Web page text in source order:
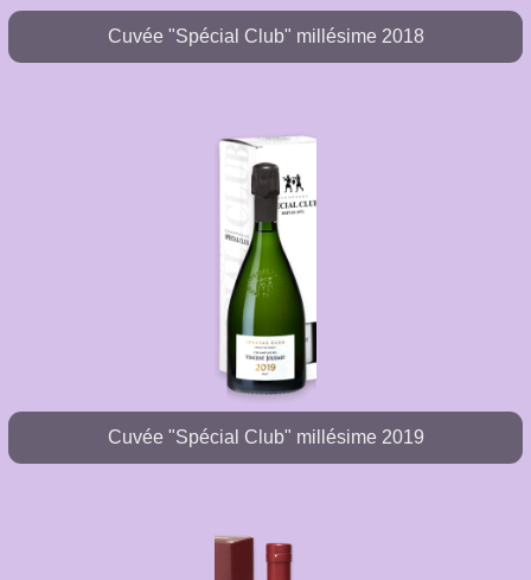
Cuvée "Spécial Club" millésime 2018
Cuvée "Spécial Club" millésime 2019